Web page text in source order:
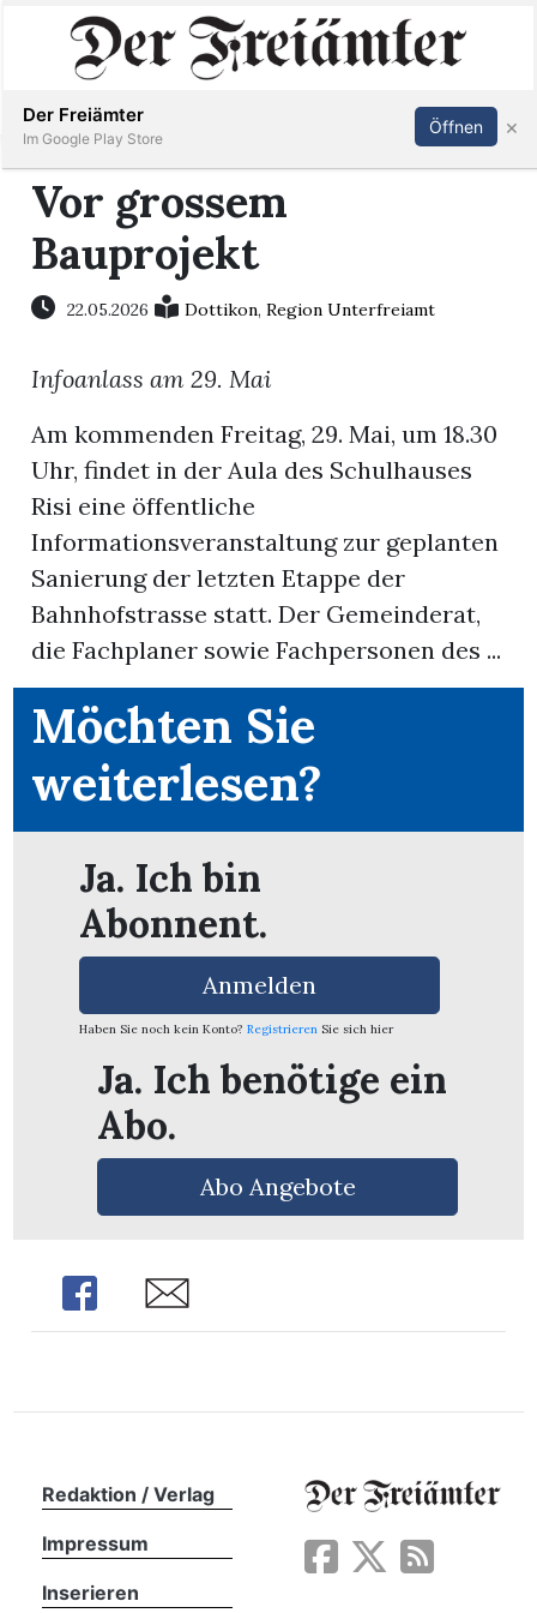
Immobilien
Veranstaltungen
Stellen
E-
Paper
Newsletter
Inserieren Abonnieren Anmelden
Vor grossem
Bauprojekt
22.05.2026 Dottikon,Region Unterfreiamt
Infoanlass am 29. Mai
Am kommenden Freitag, 29. Mai, um 18.30
Uhr, findet in der Aula des Schulhauses
Risi eine öffentliche
Informationsveranstaltung zur geplanten
Sanierung der letzten Etappe der
Bahnhofstrasse statt. Der Gemeinderat,
die Fachplaner sowie Fachpersonen des ...
Möchten Sie
weiterlesen?
Ja. Ich bin
Abonnent.
Anmelden
Haben Sie noch kein Konto? Registrieren Sie sich hier
Ja. Ich benötige ein
Abo.
Abo Angebote
Share Share
Redaktion / Verlag
Impressum
Inserieren
Der Freiämter
Im Google Play Store
Öffnen ×